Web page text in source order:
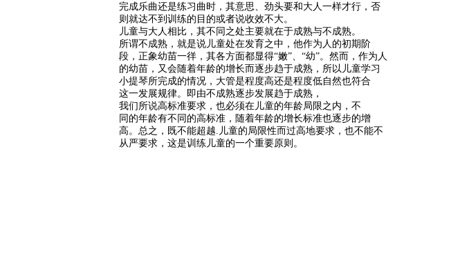
完成乐曲还是练习曲时，其意思、劲头要和大人一样才行，否
则就达不到训练的目的或者说收效不大。
儿童与大人相比，其不同之处主要就在于成熟与不成熟。
所谓不成熟，就是说儿童处在发育之中，他作为人的初期阶
段，正象幼苗一徉，其各方面都显得“嫩”、“幼”。然而，作为人
的幼苗，又会随着年龄的增长而逐步趋于成熟，所以儿童学习
小提琴所完成的情况，大管是程度高还是程度低自然也符合
这一发展规律。即由不成熟逐步发展趋于成熟，
我们所说高标准要求，也必须在儿童的年龄局限之内，不
同的年龄有不同的高标准，随着年龄的增长标准也逐步的增
高。总之，既不能超越.儿童的局限性而过高地要求，也不能不
从严要求，这是训练儿童的一个重要原则。